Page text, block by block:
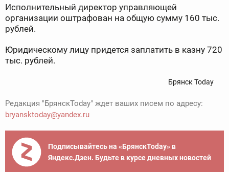
Исполнительный директор управляющей
организации оштрафован на общую сумму 160 тыс.
рублей.
Юридическому лицу придется заплатить в казну 720
тыс. рублей.
Брянск Today
Редакция "БрянскToday" ждет ваших писем по адресу:
bryansktoday@yandex.ru
Подписывайтесь на «БрянскToday» в
Яндекс.Дзен. Будьте в курсе дневных новостей